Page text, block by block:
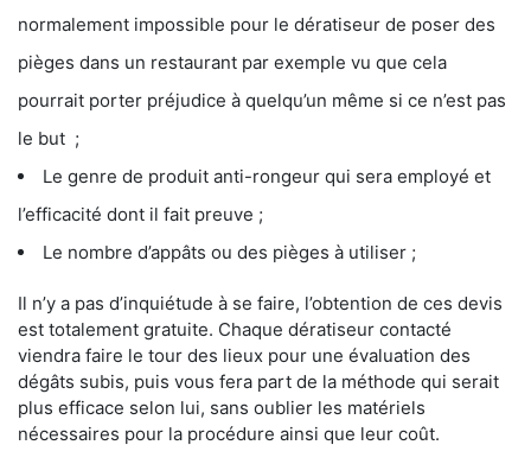
normalement impossible pour le dératiseur de poser des
pièges dans un restaurant par exemple vu que cela
pourrait porter préjudice à quelqu’un même si ce n’est pas
le but ;
Le genre de produit anti-rongeur qui sera employé et
l’efficacité dont il fait preuve ;
Le nombre d’appâts ou des pièges à utiliser ;
Il n’y a pas d’inquiétude à se faire, l’obtention de ces devis
est totalement gratuite. Chaque dératiseur contacté
viendra faire le tour des lieux pour une évaluation des
dégâts subis, puis vous fera part de la méthode qui serait
plus efficace selon lui, sans oublier les matériels
nécessaires pour la procédure ainsi que leur coût.